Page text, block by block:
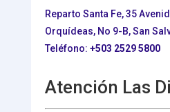
Reparto Santa Fe, 35
Orquídeas, No 9-B, San
Teléfono: +503 2529 5800
Atención Las